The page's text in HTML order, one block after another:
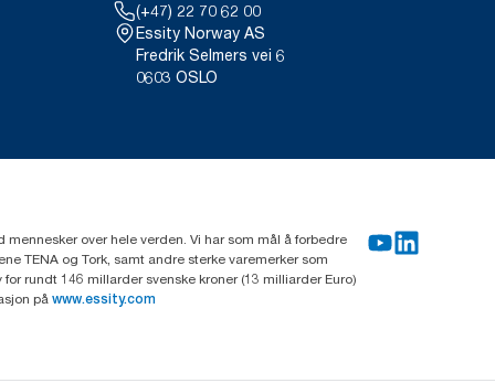
(+47) 22 70 62 00
Essity Norway AS
Fredrik Selmers vei 6
0603 OSLO
over hele verden. Vi har som mål å forbedre
TENA og Tork, samt andre sterke varemerker som
rundt 146 millarder svenske kroner (13 milliarder Euro)
på www.essity.com